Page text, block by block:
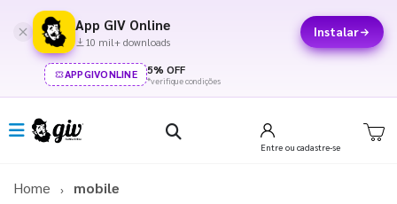
App GIV Online
10 mil+ downloads
Instalar
APPGIVONLINE 5% OFF
*verifique condições
Entre ou cadastre-se
Home mobile